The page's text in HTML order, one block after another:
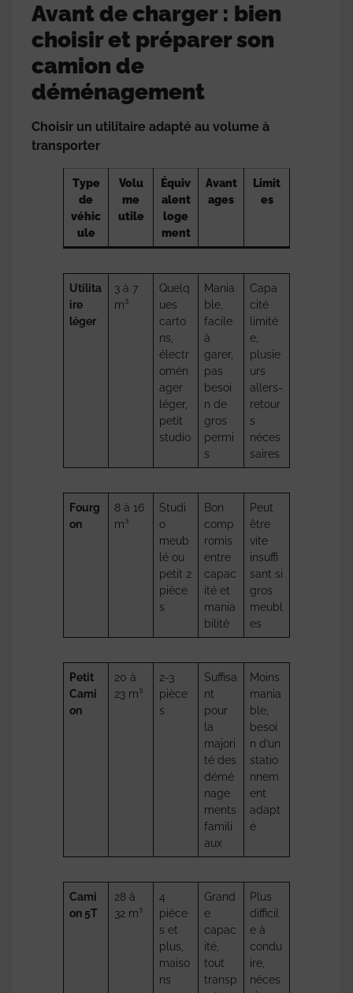
Avant de charger : bien
choisir et préparer son
camion de
déménagement
Choisir un utilitaire adapté au volume à
transporter
Type
de
véhic
ule
Volu
me
utile
Équiv
alent
loge
ment
Avant
ages
Limit
es
Utilita
ire
léger
3 à 7
m³
Quelq
ues
carto
ns,
électr
omén
ager
léger,
petit
studio
Mania
ble,
facile
à
garer,
pas
besoi
n de
gros
permi
s
Capa
cité
limité
e,
plusie
urs
allers-
retour
s
néces
saires
Fourg
on
8 à 16
m³
Studi
o
meub
lé ou
petit 2
pièce
s
Bon
comp
romis
entre
capac
ité et
mania
bilité
Peut
être
vite
insuffi
sant si
gros
meubl
es
Petit
Cami
on
20 à
23 m³
2-3
pièce
s
Suffisa
nt
pour
la
majori
té des
démé
nage
ments
famili
aux
Moins
mania
ble,
besoi
n d’un
statio
nnem
ent
adapt
é
Cami
on 5T
28 à
32 m³
4
pièce
s et
plus,
maiso
ns
Grand
e
capac
ité,
tout
transp
Plus
difficil
e à
condu
ire,
néces